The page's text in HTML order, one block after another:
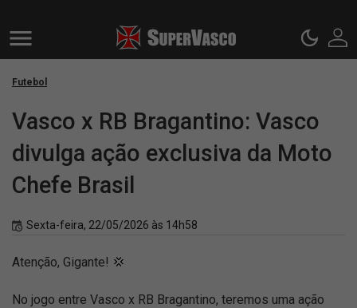
Futebol
Vasco x RB Bragantino: Vasco
divulga ação exclusiva da Moto
Chefe Brasil
Sexta-feira, 22/05/2026 às 14h58
Atenção, Gigante! 💢
No jogo entre Vasco x RB Bragantino, teremos uma ação